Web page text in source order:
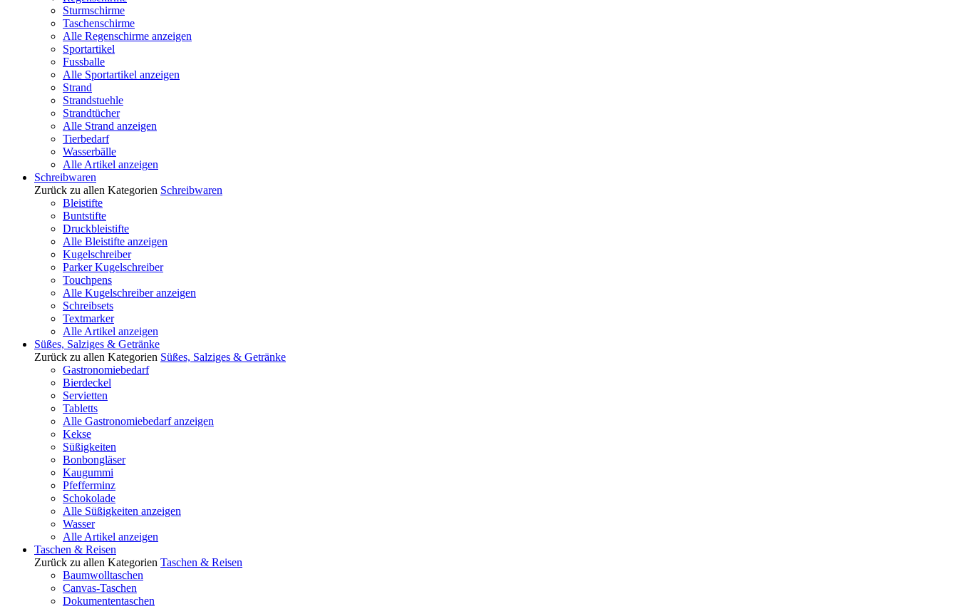
Sturmschirme
Taschenschirme
Alle Regenschirme anzeigen
Sportartikel
Fussballe
Alle Sportartikel anzeigen
Strand
Strandstuehle
Strandtücher
Alle Strand anzeigen
Tierbedarf
Wasserbälle
Alle Artikel anzeigen
Schreibwaren
Zurück zu allen Kategorien Schreibwaren
Bleistifte
Buntstifte
Druckbleistifte
Alle Bleistifte anzeigen
Kugelschreiber
Parker Kugelschreiber
Touchpens
Alle Kugelschreiber anzeigen
Schreibsets
Textmarker
Alle Artikel anzeigen
Süßes, Salziges & Getränke
Zurück zu allen Kategorien Süßes, Salziges & Getränke
Gastronomiebedarf
Bierdeckel
Servietten
Tabletts
Alle Gastronomiebedarf anzeigen
Kekse
Süßigkeiten
Bonbongläser
Kaugummi
Pfefferminz
Schokolade
Alle Süßigkeiten anzeigen
Wasser
Alle Artikel anzeigen
Taschen & Reisen
Zurück zu allen Kategorien Taschen & Reisen
Baumwolltaschen
Canvas-Taschen
Dokumententaschen